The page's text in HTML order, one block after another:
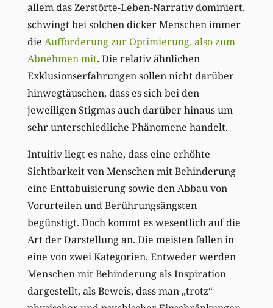
allem das Zerstörte-Leben-Narrativ dominiert,
schwingt bei solchen dicker Menschen immer
die Aufforderung zur Optimierung, also zum
Abnehmen mit. Die relativ ähnlichen
Exklusionserfahrungen sollen nicht darüber
hinwegtäuschen, dass es sich bei den
jeweiligen Stigmas auch darüber hinaus um
sehr unterschiedliche Phänomene handelt.
Intuitiv liegt es nahe, dass eine erhöhte
Sichtbarkeit von Menschen mit Behinderung
eine Enttabuisierung sowie den Abbau von
Vorurteilen und Berührungsängsten
begünstigt. Doch kommt es wesentlich auf die
Art der Darstellung an. Die meisten fallen in
eine von zwei Kategorien. Entweder werden
Menschen mit Behinderung als Inspiration
dargestellt, als Beweis, dass man „trotz“